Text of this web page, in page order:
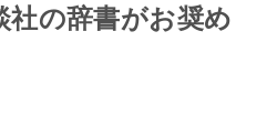
社の辞書がお奨め